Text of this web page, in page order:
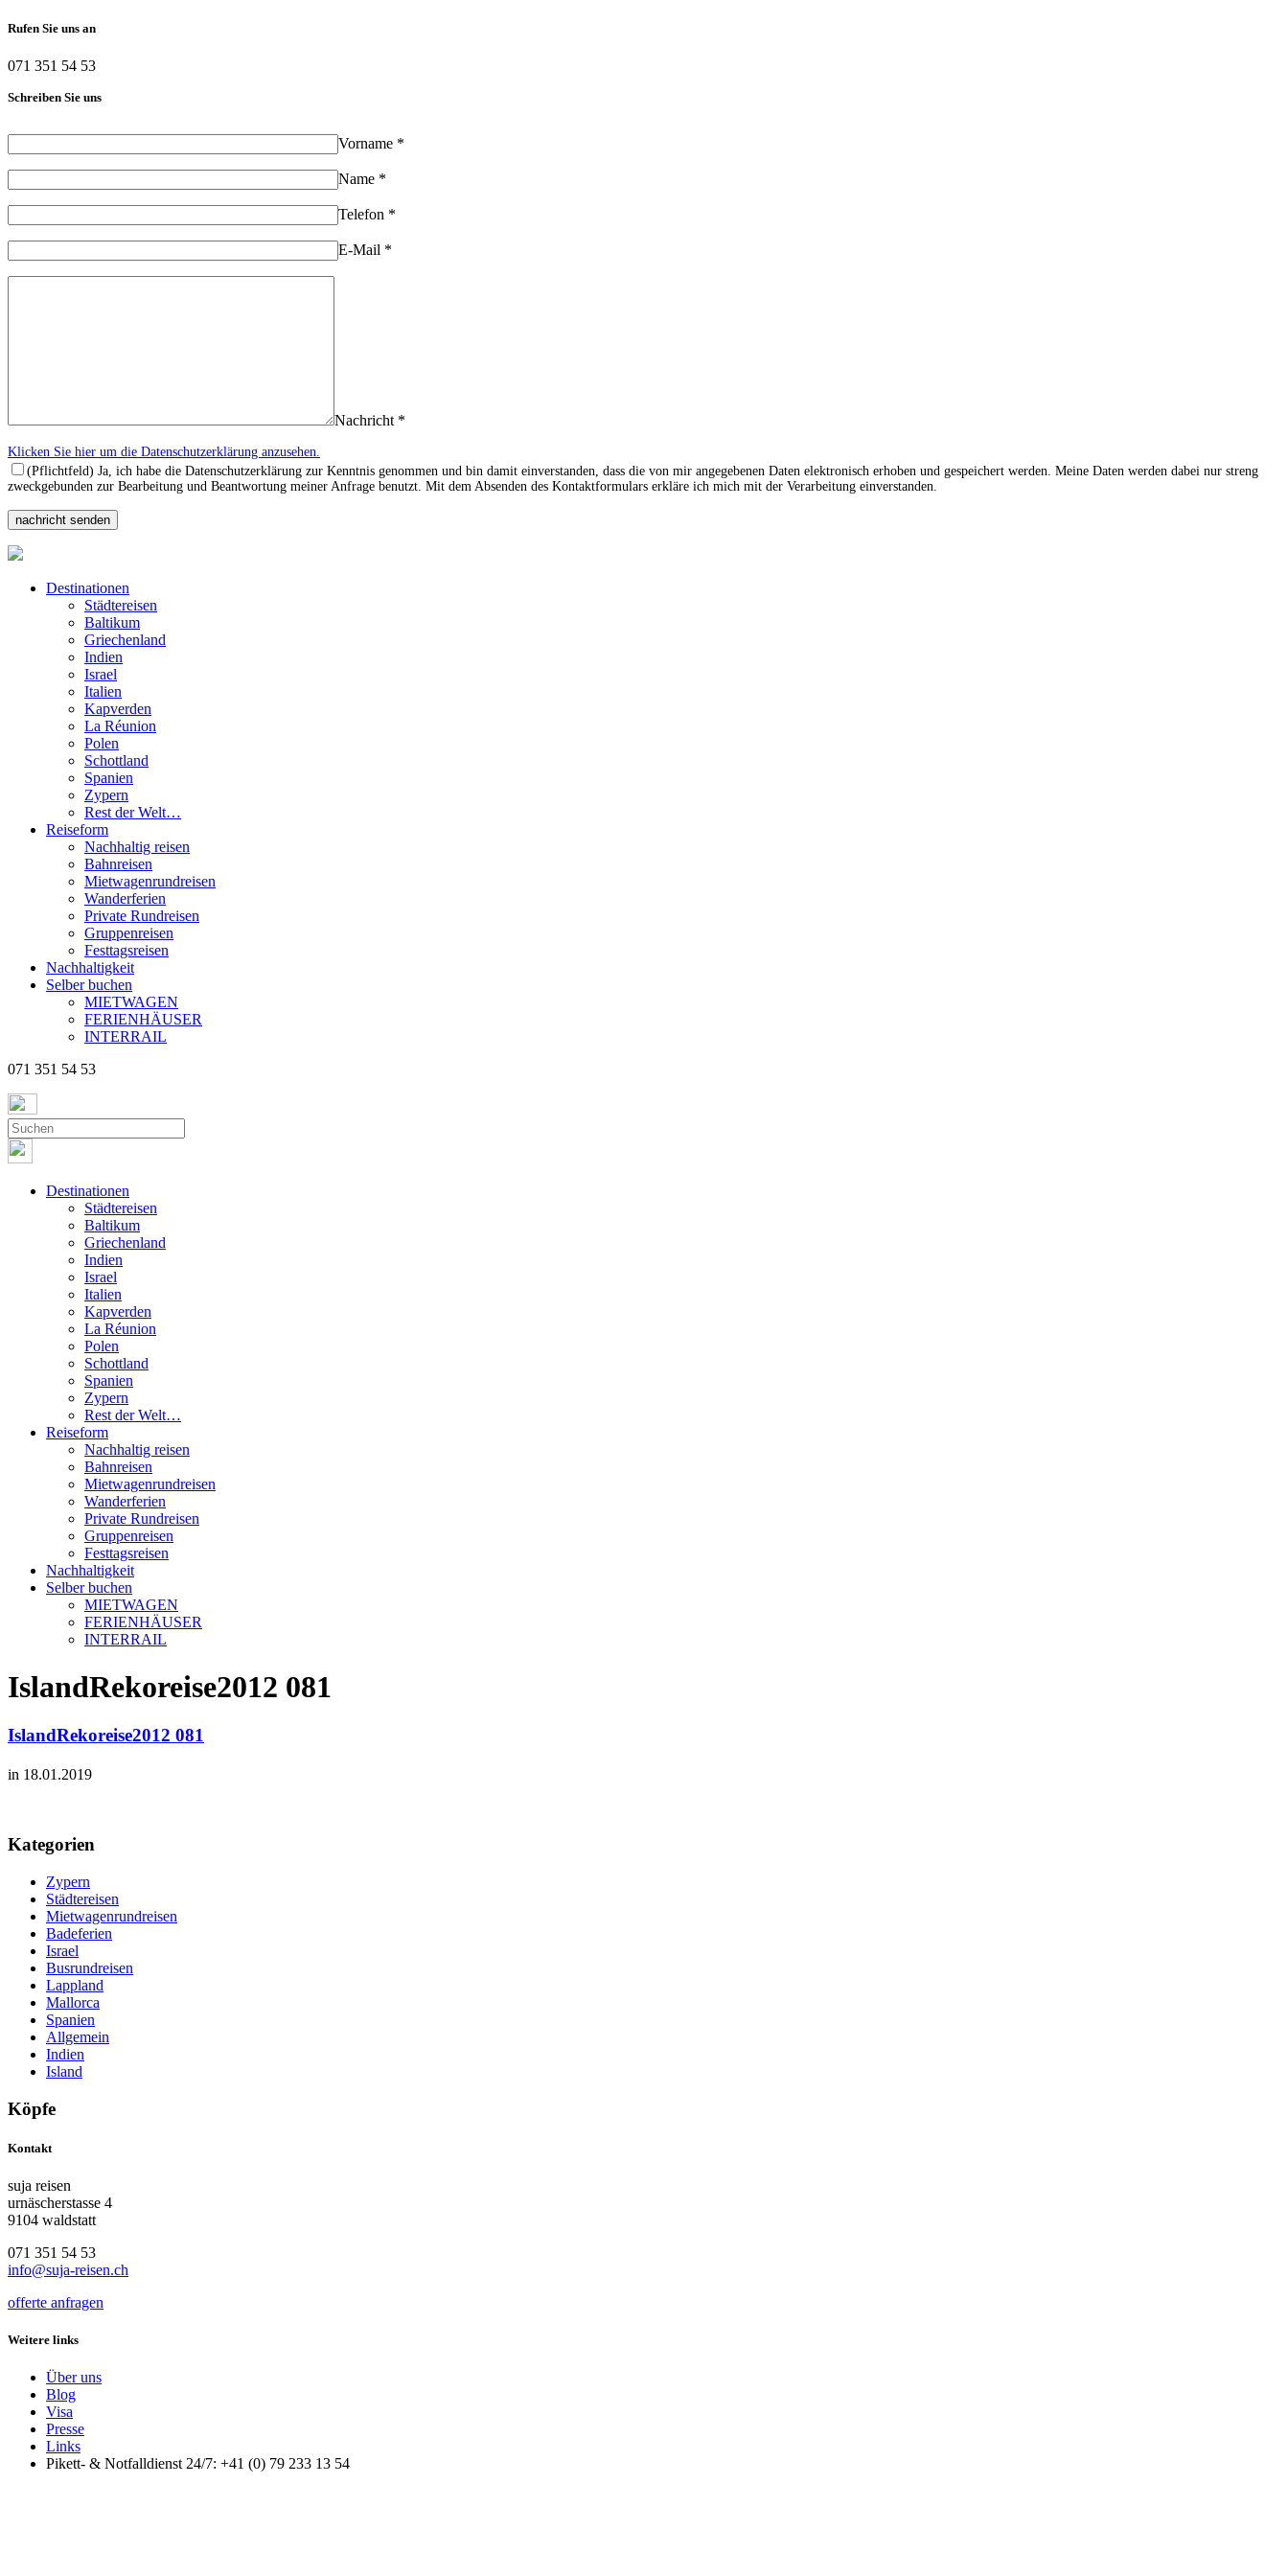
Rufen Sie uns an
071 351 54 53
Schreiben Sie uns
Vorname *
Name *
Telefon *
E-Mail *
Nachricht *
Klicken Sie hier um die Datenschutzerklärung anzusehen.
(Pflichtfeld) Ja, ich habe die Datenschutzerklärung zur Kenntnis genommen und bin damit einverstanden, dass die von mir angegebenen Daten elektronisch erhoben und gespeichert werden. Meine Daten werden dabei nur streng
zweckgebunden zur Bearbeitung und Beantwortung meiner Anfrage benutzt. Mit dem Absenden des Kontaktformulars erkläre ich mich mit der Verarbeitung einverstanden.
Destinationen
Städtereisen
Baltikum
Griechenland
Indien
Israel
Italien
Kapverden
La Réunion
Polen
Schottland
Spanien
Zypern
Rest der Welt…
Reiseform
Nachhaltig reisen
Bahnreisen
Mietwagenrundreisen
Wanderferien
Private Rundreisen
Gruppenreisen
Festtagsreisen
Nachhaltigkeit
Selber buchen
MIETWAGEN
FERIENHÄUSER
INTERRAIL
071 351 54 53
Destinationen
Städtereisen
Baltikum
Griechenland
Indien
Israel
Italien
Kapverden
La Réunion
Polen
Schottland
Spanien
Zypern
Rest der Welt…
Reiseform
Nachhaltig reisen
Bahnreisen
Mietwagenrundreisen
Wanderferien
Private Rundreisen
Gruppenreisen
Festtagsreisen
Nachhaltigkeit
Selber buchen
MIETWAGEN
FERIENHÄUSER
INTERRAIL
IslandRekoreise2012 081
IslandRekoreise2012 081
in 18.01.2019
Kategorien
Zypern
Städtereisen
Mietwagenrundreisen
Badeferien
Israel
Busrundreisen
Lappland
Mallorca
Spanien
Allgemein
Indien
Island
Köpfe
Kontakt
suja reisen
urnäscherstasse 4
9104 waldstatt
071 351 54 53
info@suja-reisen.ch
offerte anfragen
Weitere links
Über uns
Blog
Visa
Presse
Links
Pikett- & Notfalldienst 24/7: +41 (0) 79 233 13 54